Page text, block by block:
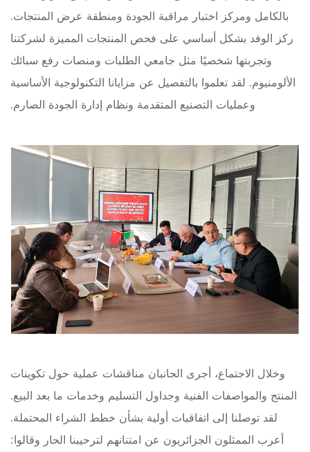
بالكامل ومركز اختبار مراقبة الجودة ومنطقة عرض المنتجات.
ركز الوفد بشكل أساسي على فحص المنتجات المميزة لشركتنا
وتجربتها شخصيًا مثل جامعي الطلبات ومنصات رفع سبائك
الألومنيوم. لقد تعلموا بالتفصيل عن مزايانا التكنولوجية الأساسية
وعمليات التصنيع المتقدمة ونظام إدارة الجودة الصارم.
وخلال الاجتماع، أجرى الجانبان مناقشات عملية حول تكوينات
المنتج والمواصفات الفنية وجداول التسليم وخدمات ما بعد البيع.
لقد توصلنا إلى اتفاقيات أولية بشأن خطط الشراء المحتملة.
أعرب الممثلون الجزائريون عن امتنانهم لترحيبنا الحار وقالوا: